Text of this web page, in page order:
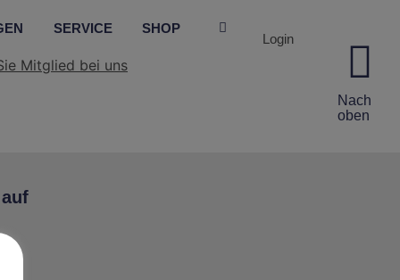
SERVICE SHOP
Login
Mitglied bei uns
Nach
oben